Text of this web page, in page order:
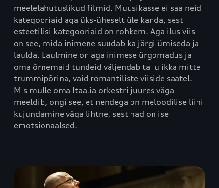
meelelahutuslikud filmid. Muusikasse ei saa neid
kategooriaid aga üks-üheselt üle kanda, sest
esteetilisi kategooriaid on rohkem. Aga ilus viis
on see, mida inimene suudab ka järgi ümiseda ja
laulda. Laulmine on aga inimese ürgomadus ja
oma õrnemaid tundeid väljendab ta ju ikka mitte
trummipõrina, vaid romantiliste viiside saatel.
Mis mulle oma Itaalia orkestri juures väga
meeldib, ongi see, et nendega on meloodilise liini
kujundamine väga lihtne, sest nad on ise
emotsionaalsed.